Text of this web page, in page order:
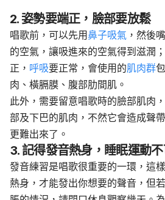
2. 姿勢要端正，臉部要放鬆
唱歌前，可以先用鼻子吸氣 ，然後
的空氣，讓吸進來的空氣得到滋潤
正， 呼吸要正常，會使用的肌肉群
肉、橫膈膜、腹部肋間肌。
此外，需要留意唱歌時的臉部肌肉
部及下巴的肌肉，不然它會造成聲
更難出來了。
3. 記得發音熱身，睡眠運動
發音練習是唱歌很重要的一環，這
熱身，才能發出你想要的聲音，但